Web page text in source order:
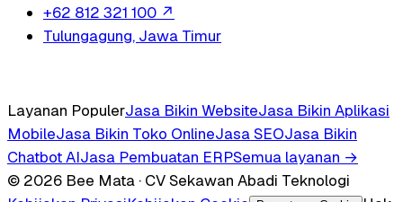
+62 812 321 100 ↗
Tulungagung, Jawa Timur
Layanan PopulerJasa Bikin WebsiteJasa Bikin Aplikasi
MobileJasa Bikin Toko OnlineJasa SEOJasa Bikin
Chatbot AIJasa Pembuatan ERPSemua layanan →
© 2026 Bee Mata · CV Sekawan Abadi Teknologi